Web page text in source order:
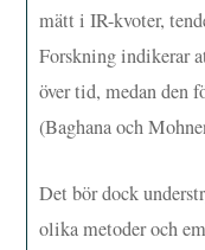
mätt i IR-kvoter,
Forskning indikerar
över tid, medan den
(Baghana och
Det bör dock
olika metoder och